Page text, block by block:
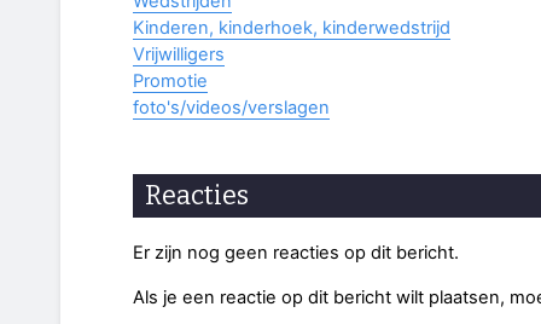
Kinderen, kinderhoek, kinderwedstrijd
Vrijwilligers
Promotie
foto's/videos/verslagen
Reacties
Er zijn nog geen reacties op dit bericht.
Als je een reactie op dit bericht wilt plaatsen,